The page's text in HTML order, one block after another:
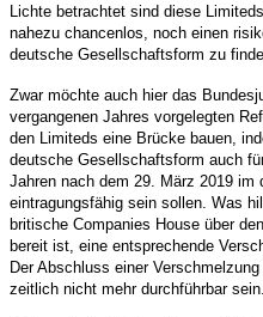
Lichte betrachtet sind diese
nahezu chancenlos, noch einen
deutsche Gesellschaftsform zu
Zwar möchte auch hier das
vergangenen Jahres vorgelegten
den Limiteds eine Brücke bauen,
deutsche Gesellschaftsform auch
Jahren nach dem 29. März 2019 im
eintragungsfähig sein sollen. Was
britische Companies House über
bereit ist, eine entsprechende
Der Abschluss einer
zeitlich nicht mehr durchführbar sein.